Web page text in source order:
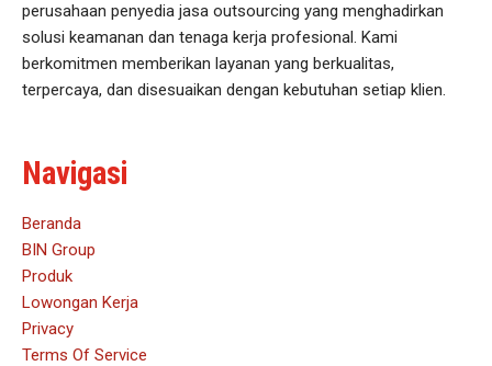
perusahaan penyedia jasa outsourcing yang menghadirkan
solusi keamanan dan tenaga kerja profesional. Kami
berkomitmen memberikan layanan yang berkualitas,
terpercaya, dan disesuaikan dengan kebutuhan setiap klien.
Navigasi
Beranda
BIN Group
Produk
Lowongan Kerja
Privacy
Terms Of Service